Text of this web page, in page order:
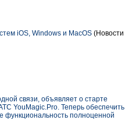
iOS, Windows и MacOS (Новости
связи, объявляет о старте
YouMagic.Pro. Теперь обеспечить
функциональность полноценной